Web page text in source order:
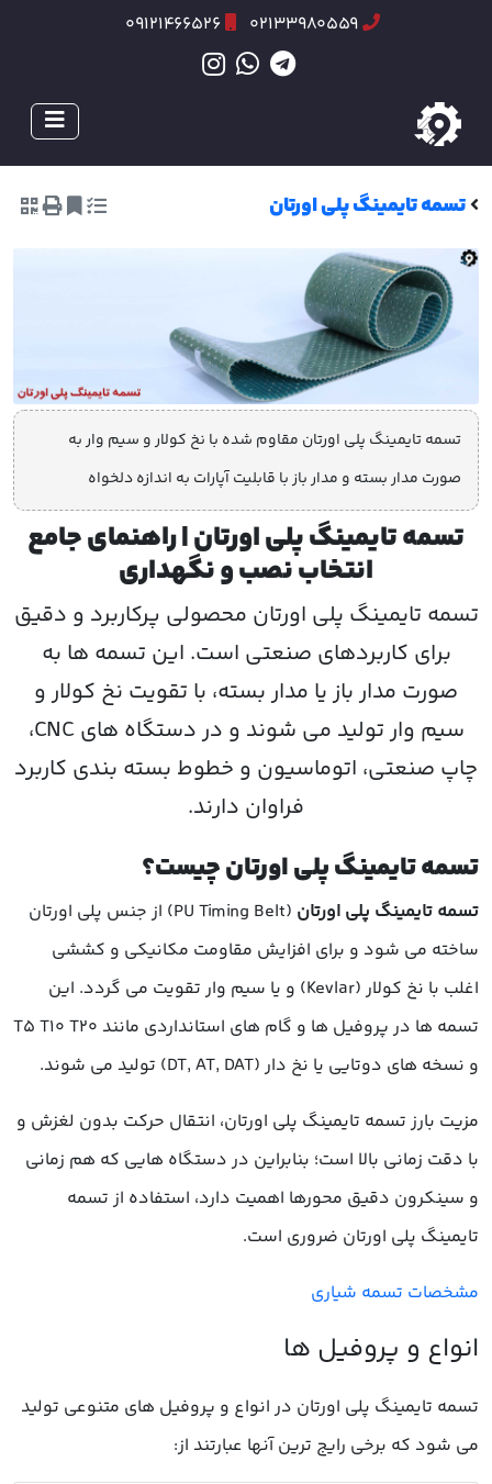
02133980559
09121466526
تسمه تایمینگ پلی اورتان
تسمه تایمینگ پلی اورتان مقاوم شده با نخ کولار و سیم وار به
صورت مدار بسته و مدار باز با قابلیت آپارات به اندازه دلخواه
تسمه تایمینگ پلی اورتان | راهنمای جامع
انتخاب نصب و نگهداری
تسمه تایمینگ پلی اورتان محصولی پرکاربرد و دقیق
برای کاربردهای صنعتی است. این تسمه ها به
صورت مدار باز یا مدار بسته، با تقویت نخ کولار و
سیم وار تولید می شوند و در دستگاه های CNC،
چاپ صنعتی، اتوماسیون و خطوط بسته بندی کاربرد
فراوان دارند.
تسمه تایمینگ پلی اورتان چیست؟
تسمه تایمینگ پلی اورتان
(PU Timing Belt) از جنس پلی اورتان
ساخته می شود و برای افزایش مقاومت مکانیکی و کششی
اغلب با نخ کولار (Kevlar) و یا سیم وار تقویت می گردد. این
تسمه ها در پروفیل ها و گام های استانداردی مانند T5 T10 T20
و نسخه های دوتایی یا نخ دار (DT, AT, DAT) تولید می شوند.
مزیت بارز تسمه تایمینگ پلی اورتان، انتقال حرکت بدون لغزش و
با دقت زمانی بالا است؛ بنابراین در دستگاه هایی که هم زمانی
و سینکرون دقیق محورها اهمیت دارد، استفاده از تسمه
تایمینگ پلی اورتان ضروری است.
مشخصات تسمه شیاری
انواع و پروفیل ها
تسمه تایمینگ پلی اورتان در انواع و پروفیل های متنوعی تولید
می شود که برخی رایج ترین آنها عبارتند از: